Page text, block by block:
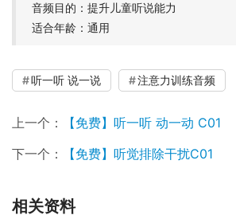
音频目的：提升儿童听说能力
适合年龄：通用
听一听 说一说 注意力训练音频
上一个：
【免费】听一听 动一动 C01
下一个：
【免费】听觉排除干扰C01
相关资料